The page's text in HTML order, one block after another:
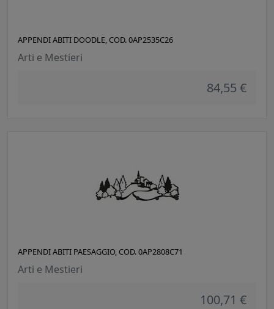
APPENDI ABITI DOODLE, COD. 0AP2535C26
Arti e Mestieri
84,55 €
APPENDI ABITI PAESAGGIO, COD. 0AP2808C71
Arti e Mestieri
100,71 €